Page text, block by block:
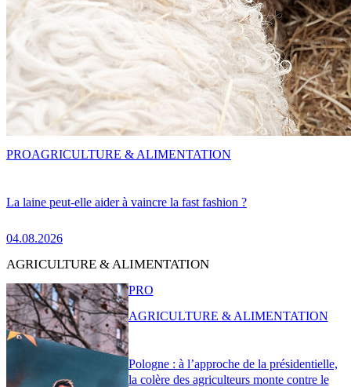
La laine peut-elle aider à vaincre la fast fashion ?
04.08.2026
PROAGRICULTURE & ALIMENTATION
AGRICULTURE & ALIMENTATION
Pologne : à l’approche de la présidentielle,
la colère des agriculteurs monte contre le
PRO
AGRICULTURE & ALIMENTATION